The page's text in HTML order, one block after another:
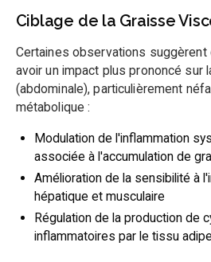
Ciblage de la Graisse
Certaines observations suggèrent
avoir un impact plus prononcé sur
(abdominale), particulièrement
métabolique :
Modulation de l'inflammation
associée à l'accumulation de
Amélioration de la sensibilité à
hépatique et musculaire
Régulation de la production de
inflammatoires par le tissu